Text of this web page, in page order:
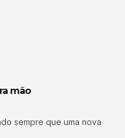
mão
sempre que uma nova